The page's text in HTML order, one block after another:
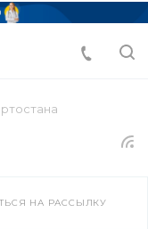
НА РАССЫЛКУ